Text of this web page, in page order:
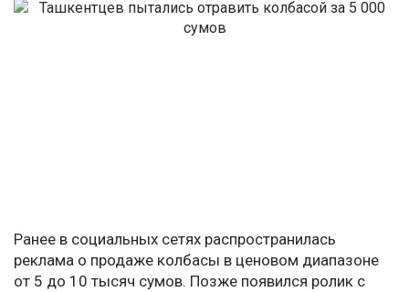
Ранее в социальных сетях распространилась
реклама о продаже колбасы в ценовом диапазоне
от 5 до 10 тысяч сумов. Позже появился ролик с